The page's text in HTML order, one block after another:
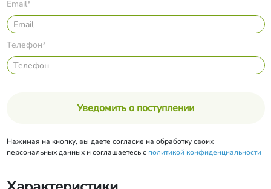
Email*
Телефон*
Уведомить о поступлении
Нажимая на кнопку, вы даете согласие на обработку своих
персональных данных и соглашаетесь с политикой конфиденциальности